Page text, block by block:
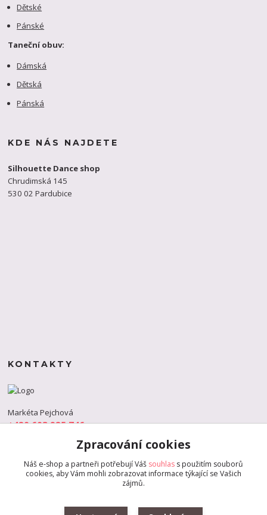
Dětské
Pánské
Taneční obuv:
Dámská
Dětská
Pánská
KDE NÁS NAJDETE
Silhouette Dance shop
Chrudimská 145
530 02 Pardubice
KONTAKTY
Markéta Pejchová
+420 603 925 746
info@s-dance.cz
Zpracování cookies
Náš e-shop a partneři potřebují Váš souhlas s použitím souborů
cookies, aby Vám mohli zobrazovat informace týkající se Vašich
zájmů.